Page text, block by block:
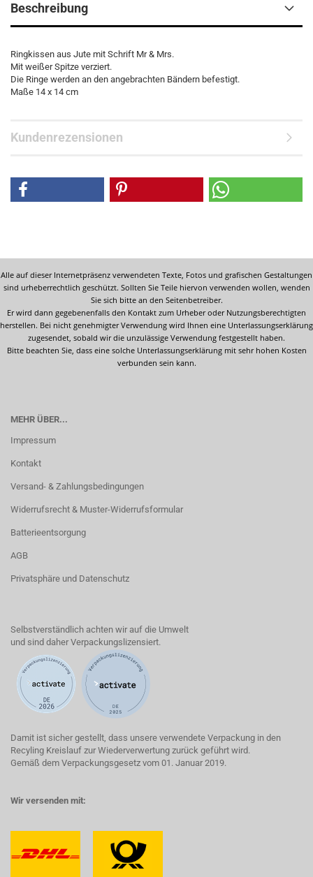
Beschreibung
Ringkissen aus Jute mit Schrift Mr & Mrs.
Mit weißer Spitze verziert.
Die Ringe werden an den angebrachten Bändern befestigt.
Maße 14 x 14 cm
Kundenrezensionen
Alle auf dieser Internetpräsenz verwendeten Texte, Fotos und grafischen Gestaltungen
sind urheberrechtlich geschützt. Sollten Sie Teile hiervon verwenden wollen, wenden
Sie sich bitte an den Seitenbetreiber.
Er wird dann gegebenenfalls den Kontakt zum Urheber oder Nutzungsberechtigten
herstellen. Bei nicht genehmigter Verwendung wird Ihnen eine Unterlassungserklärung
zugesendet, sobald wir die unzulässige Verwendung festgestellt haben.
Bitte beachten Sie, dass eine solche Unterlassungserklärung mit sehr hohen Kosten
verbunden sein kann.
MEHR ÜBER...
Impressum
Kontakt
Versand- & Zahlungsbedingungen
Widerrufsrecht & Muster-Widerrufsformular
Batterieentsorgung
AGB
Privatsphäre und Datenschutz
Selbstverständlich achten wir auf die Umwelt
und sind daher Verpackungslizensiert.
Damit ist sicher gestellt, dass unsere verwendete Verpackung in den
Recyling Kreislauf zur Wiederverwertung zurück geführt wird.
Gemäß dem Verpackungsgesetz vom 01. Januar 2019.
Wir versenden mit: